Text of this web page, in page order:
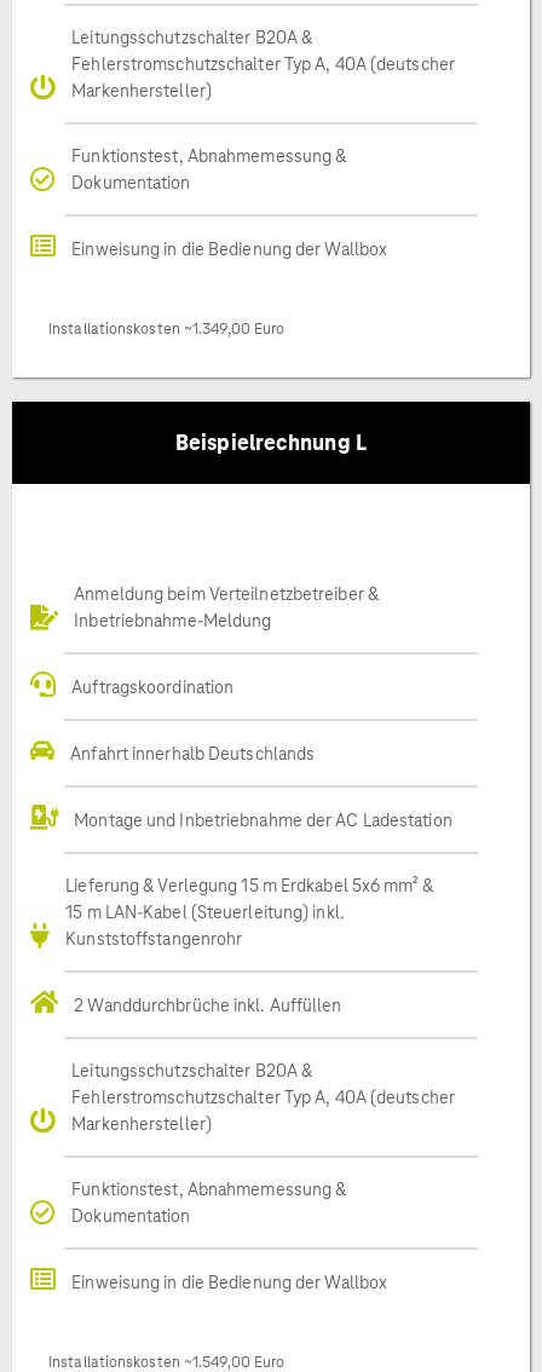
Leitungsschutzschalter B20A &
Fehlerstromschutzschalter Typ A, 40A (deutscher
Markenhersteller)
Funktionstest, Abnahmemessung &
Dokumentation
Einweisung in die Bedienung der Wallbox
Installationskosten ~1.349,00 Euro
Beispielrechnung L
Anmeldung beim Verteilnetzbetreiber &
Inbetriebnahme-Meldung
Auftragskoordination
Anfahrt innerhalb Deutschlands
Montage und Inbetriebnahme der AC Ladestation
Lieferung & Verlegung 15 m Erdkabel 5x6 mm² &
15 m LAN-Kabel (Steuerleitung) inkl.
Kunststoffstangenrohr
2 Wanddurchbrüche inkl. Auffüllen
Leitungsschutzschalter B20A &
Fehlerstromschutzschalter Typ A, 40A (deutscher
Markenhersteller)
Funktionstest, Abnahmemessung &
Dokumentation
Einweisung in die Bedienung der Wallbox
Installationskosten ~1.549,00 Euro